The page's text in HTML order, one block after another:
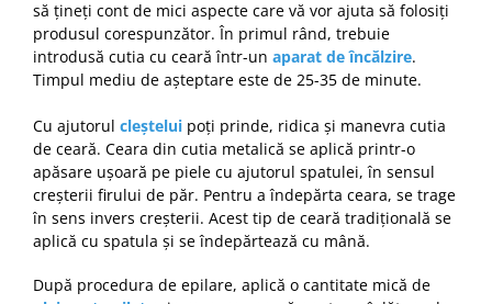
să țineți cont de mici aspecte care vă vor ajuta să folosiți
produsul corespunzător. În primul rând, trebuie
introdusă cutia cu ceară într-un aparat de încălzire.
Timpul mediu de așteptare este de 25-35 de minute.
Cu ajutorul cleștelui poți prinde, ridica și manevra cutia
de ceară. Ceara din cutia metalică se aplică printr-o
apăsare ușoară pe piele cu ajutorul spatulei, în sensul
creșterii firului de păr. Pentru a îndepărta ceara, se trage
în sens invers creșterii. Acest tip de ceară tradițională se
aplică cu spatula și se îndepărtează cu mână.
După procedura de epilare, aplică o cantitate mică de